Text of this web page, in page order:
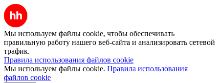
Мы используем файлы cookie, чтобы обеспечивать
правильную работу нашего веб-сайта и анализировать сетевой
трафик.
Правила использования файлов cookie
Мы используем файлы cookie. Правила использования
файлов cookie